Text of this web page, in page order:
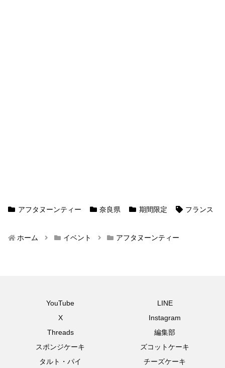
アフタヌーンティー 奈良県 期間限定 フランス
ホーム イベント アフタヌーンティー
YouTube
LINE
X
Instagram
Threads
編集部
スポンジケーキ
ズコットケーキ
タルト・パイ
チーズケーキ